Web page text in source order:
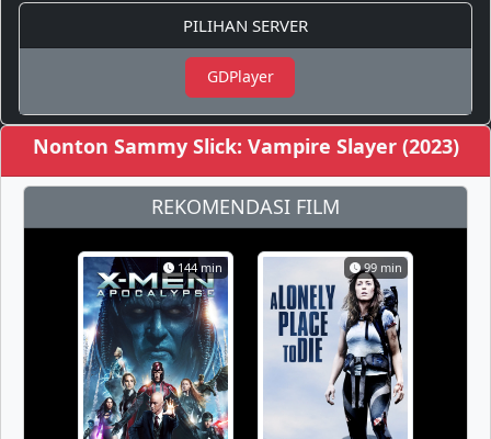
PILIHAN SERVER
GDPlayer
Nonton Sammy Slick: Vampire Slayer (2023)
REKOMENDASI FILM
144 min 99 min